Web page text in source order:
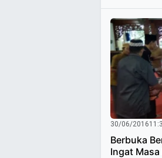
30/06/2016
Berbuka
Ingat